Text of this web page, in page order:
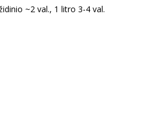
~2 val., 1 litro 3-4 val.